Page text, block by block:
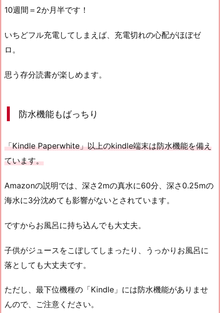
10週間＝2か月半です！
いちどフル充電してしまえば、充電切れの心配がほぼゼ
ロ。
思う存分読書が楽しめます。
防水機能もばっちり
「Kindle Paperwhite」以上のkindle端末は防水機能を備え
ています。
Amazonの説明では、深さ2mの真水に60分、深さ0.25mの
海水に3分沈めても影響がないとされています。
ですからお風呂に持ち込んでも大丈夫。
子供がジュースをこぼしてしまったり、うっかりお風呂に
落としても大丈夫です。
ただし、最下位機種の「Kindle」には防水機能がありませ
んので、ご注意ください。